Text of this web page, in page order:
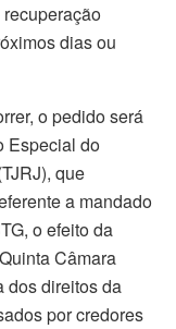
dias ou
o pedido será
Especial do
que
a mandado
o efeito da
Câmara
dos direitos da
por credores